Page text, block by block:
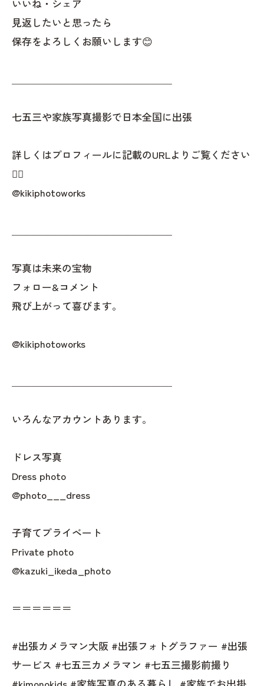
いいね・シェア
見返したいと思ったら
保存をよろしくお願いします😊
七五三や家族写真撮影で日本全国に出張
詳しくはプロフィールに記載のURLよりご覧ください
👇🏻
@kikiphotoworks
写真は未来の宝物
フォロー&コメント
飛び上がって喜びます。
@kikiphotoworks
いろんなアカウントあります。
ドレス写真
Dress photo
@photo___dress
子育てプライベート
Private photo
@kazuki_ikeda_photo
＝＝＝＝＝＝
#出張カメラマン大阪 #出張フォトグラファー #出張
サービス #七五三カメラマン #七五三撮影前撮り